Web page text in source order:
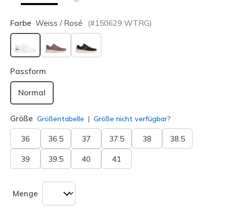
Farbe Weiss / Rosé (#150629 WTRG)
ausgewählt
Passform
Normal
Größe Größentabelle Größe nicht verfügbar?
36 36.5 37 37.5 38 38.5
39 39.5 40 41
Menge